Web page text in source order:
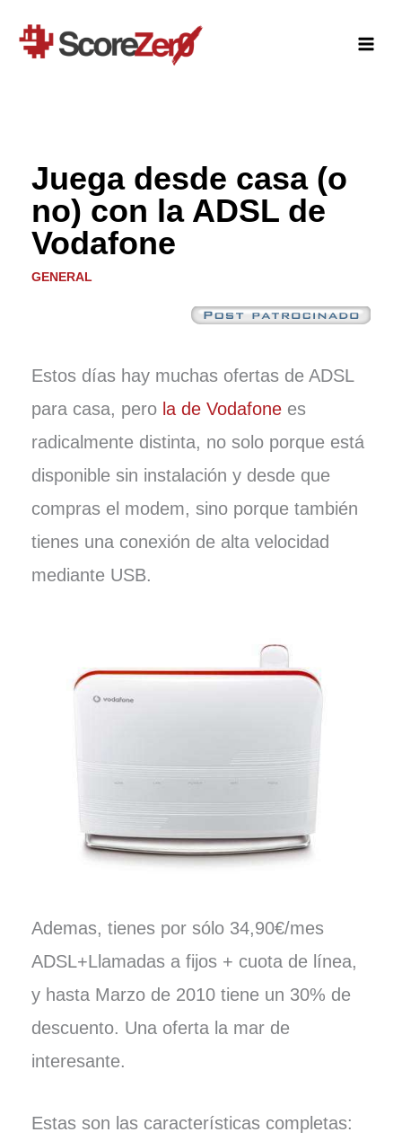
contenido
Juega desde casa (o
no) con la ADSL de
Vodafone
GENERAL
Estos días hay muchas ofertas de ADSL
para casa, pero la de Vodafonees
radicalmente distinta, no solo porque está
disponible sin instalación y desde que
compras el modem, sino porque también
tienes una conexión de alta velocidad
mediante USB.
Ademas, tienes por sólo 34,90€/mes
ADSL+Llamadas a fijos + cuota de línea,
y hasta Marzo de 2010 tiene un 30% de
descuento. Una oferta la mar de
interesante.
Estas son las características completas: